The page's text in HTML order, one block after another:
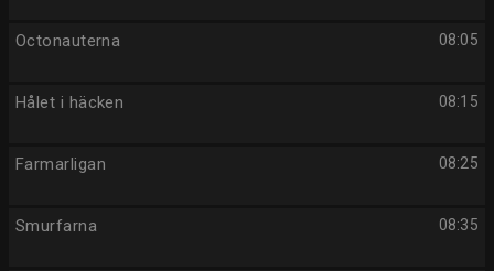
08:05
Octonauterna
08:15
Hålet i häcken
08:25
Farmarligan
08:35
Smurfarna